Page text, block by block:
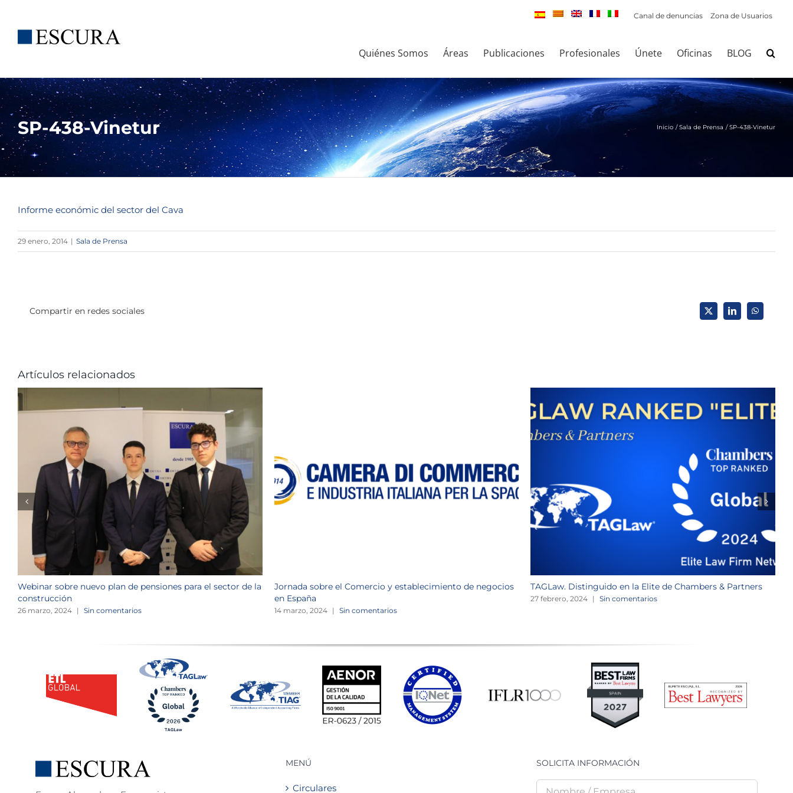
contenido
Canal de denuncias Zona de Usuarios
Quiénes Somos Áreas Publicaciones Profesionales Únete Oficinas BLOG
SP-438-Vinetur Inicio Sala de Prensa SP-438-Vinetur
Informe económic del sector del Cava
29 enero, 2014 | Sala de Prensa
Compartir en redes sociales X LinkedInWhatsApp
Artículos relacionados
Webinar sobre nuevo plan de pensiones para el sector de la
construcción
26 marzo, 2024 | Sin comentarios
Jornada sobre el Comercio y establecimiento de negocios
en España
14 marzo, 2024 | Sin comentarios
TAGLaw. Distinguido en la Elite de Chambers & Partners
27 febrero, 2024 | Sin comentarios
MENÚ
Circulares
SOLICITA INFORMACIÓN